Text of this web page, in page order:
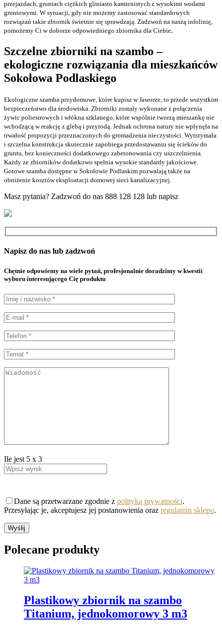
przejazdach, gruntach ciężkich gliniasto kamienistych z wysokimi wodami
gruntowymi. W sytuacji, gdy nie możemy zastosować standardowych
rozwiązań takie zbiornik świetnie się sprawdzają. Zadzwoń na naszą infolinię,
pomożemy Ci w doborze odpowiedniego zbiornika dla Ciebie.
Szczelne zbiorniki na szambo –
ekologiczne rozwiązania dla mieszkańców
Sokołowa Podlaskiego
Ekologiczne szamba przydomowe, które kupisz w Jaworze, to przede wszystkim
bezpieczeństwo dla środowiska. Zbiorniki zostały wykonane z połączenia
żywic poliestrowych i włókna szklanego, które wspólnie tworzą mieszankę nie
wchodzącą w reakcję z glebą i przyrodą. Jednak ochrona natury nie wpłynęła na
trwałość propozycji przeznaczonych do gromadzenia nieczystości. Wytrzymała
i szczelna konstrukcja skutecznie zapobiega przedostawaniu się ścieków do
gruntu, bez konieczności dodatkowego zabetonowania czy uszczelnienia.
Każdy ze zbiorników dodatkowo spełnia wysokie standardy jakościowe.
Gotowe szamba dostępne w Sokołowie Podlaskim pozwalają także na
obniżenie kosztów eksploatacji domowej sieci kanalizacyjnej.
Masz pytania? Zadzwoń do nas 888 128 128 lub napisz
Napisz do nas lub zadzwoń
Chętnie odpowiemy na wiele pytań, profesjonalnie doradzimy w kwestii
wyboru interesującego Cię produktu
Ile jest 5 x 3
Dane są przetwarzane zgodnie z polityką prywatności.
Przesyłając je, akceptujesz jej postanowienia oraz regulamin sklepu.
Polecane produkty
Plastikowy zbiornik na szambo
Titanium, jednokomorowy 3 m3